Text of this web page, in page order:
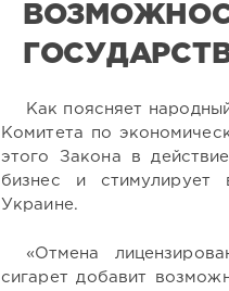
Как поясняет
Комитета по
этого Закона в
бизнес и стимулирует
Украине.
«Отмена
сигарет добавит